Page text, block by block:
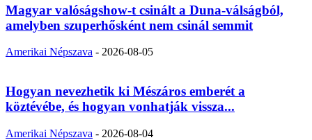
Magyar valóságshow-t csinált a Duna-válságból,
amelyben szuperhősként nem csinál semmit
Amerikai Népszava - 2026-08-05
Hogyan nevezhetik ki Mészáros emberét a
köztévébe, és hogyan vonhatják vissza...
Amerikai Népszava - 2026-08-04